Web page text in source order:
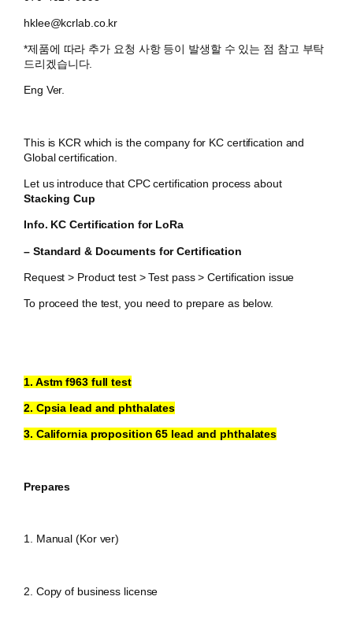
hklee@kcrlab.co.kr
*제품에 따라 추가 요청 사항 등이 발생할 수 있는 점 참고 부탁
드리겠습니다.
Eng Ver.
This is KCR which is the company for KC certification and
Global certification.
Let us introduce that CPC certification process about
Stacking Cup
Info. KC Certification for LoRa
– Standard & Documents for Certification
Request > Product test > Test pass > Certification issue
To proceed the test, you need to prepare as below.
1. Astm f963 full test
2. Cpsia lead and phthalates
3. California proposition 65 lead and phthalates
Prepares
1. Manual (Kor ver)
2. Copy of business license